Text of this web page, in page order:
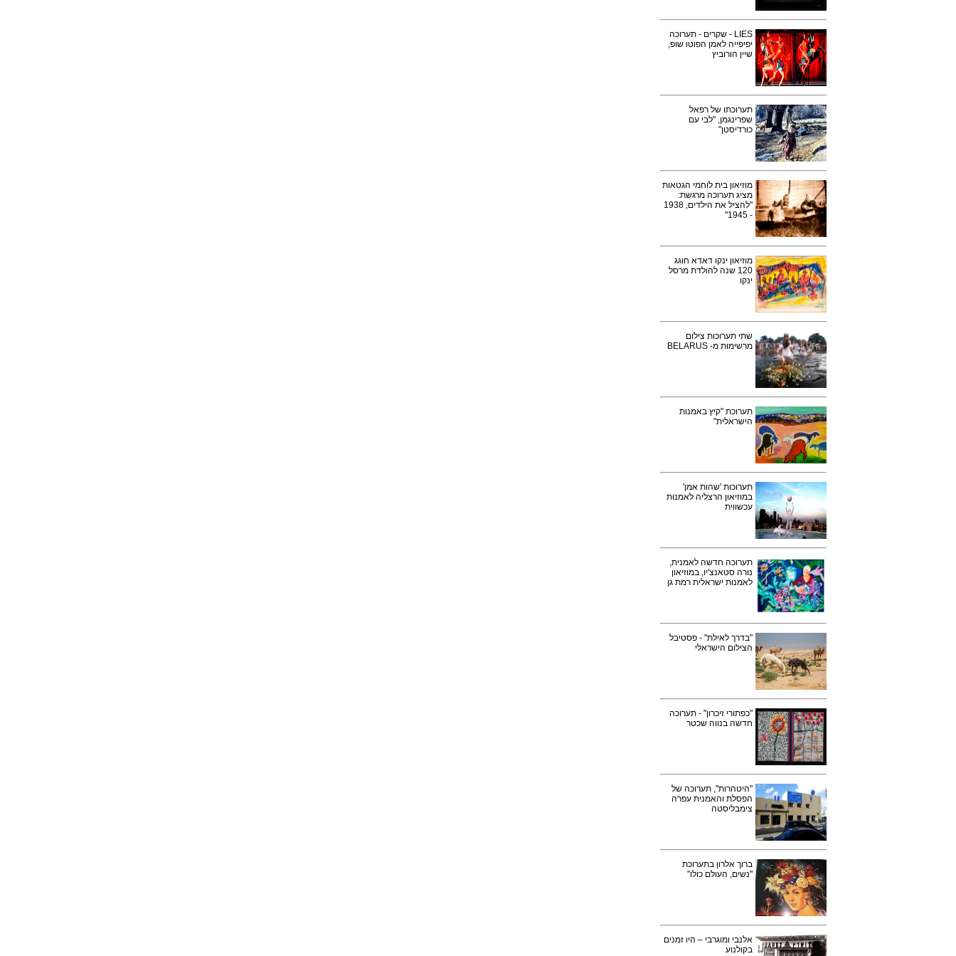
LIES - שקרים - תערוכה
יפיפייה לאמן הפוטו שופ,
שיין הורוביץ
תערוכתו של רפאל
שפרינגמן, "לבי עם
כורדיסטן"
מוזיאון בית לוחמי הגטאות
מציג תערוכה מרגשת:
"להציל את הילדים, 1938
- 1945"
מוזיאון ינקו דאדא חוגג
120 שנה להולדת מרסל
ינקו
שתי תערוכות צילום
מרשימות מ- BELARUS
תערוכת "קיץ באמנות
הישראלית"
תערוכות 'שהות אמן'
במוזיאון הרצליה לאמנות
עכשווית
תערוכה חדשה לאמנית,
נורה סטאנצ'יו, במוזיאון
לאמנות ישראלית רמת גן
"בדרך לאילת" - פסטיבל
הצילום הישראלי
"כפתורי זיכרון" - תערוכה
חדשה בנווה שכטר
"היטהרות", תערוכה של
הפסלת והאמנית עפרה
צימבליסטה
ברוך אלרון בתערוכת
"נשים, העולם כולו"
אלנבי ומוגרבי – היו זמנים
בקולנוע